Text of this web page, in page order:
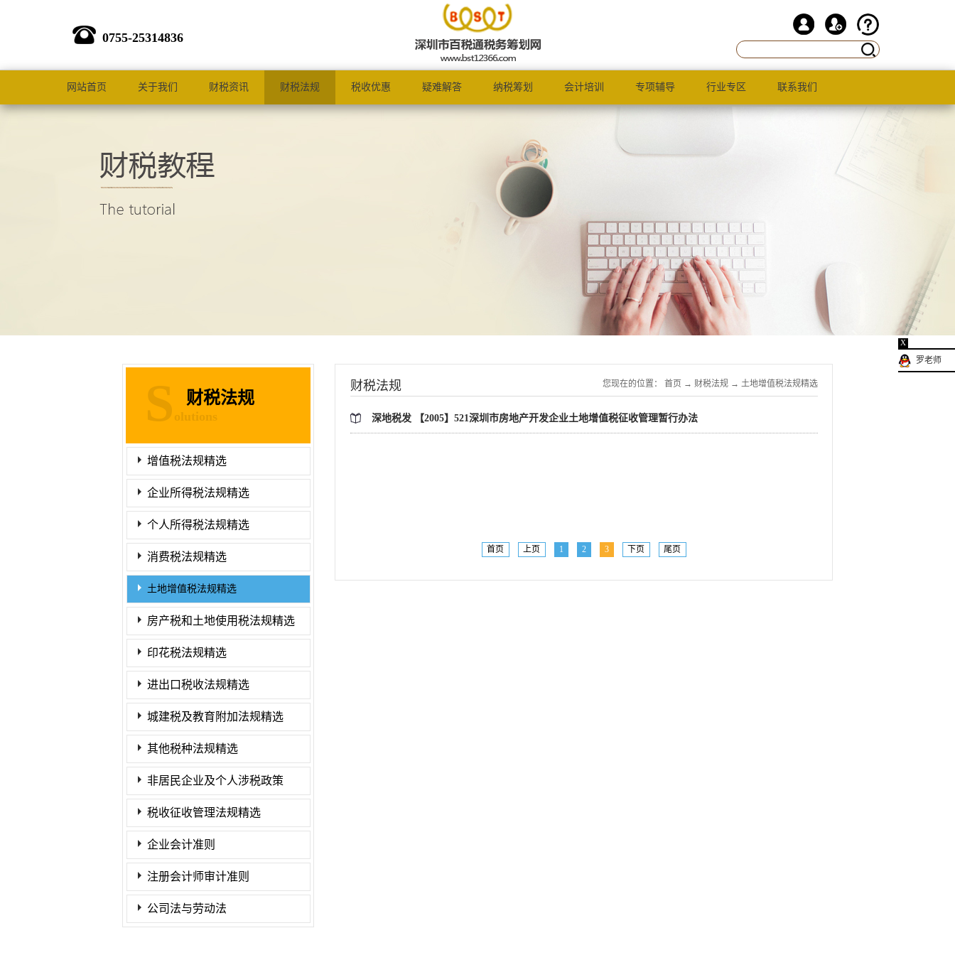
0755-25314836
网站首页 关于我们 财税资讯 财税法规 税收优惠 疑难解答 纳税筹划 会计培训 专项辅导 行业专区 联系我们
财税法规
S olutions
增值税法规精选
企业所得税法规精选
个人所得税法规精选
消费税法规精选
土地增值税法规精选
房产税和土地使用税法规精选
印花税法规精选
进出口税收法规精选
城建税及教育附加法规精选
其他税种法规精选
非居民企业及个人涉税政策
税收征收管理法规精选
企业会计准则
注册会计师审计准则
公司法与劳动法
财税法规 您现在的位置： 首页 → 财税法规 → 土地增值税法规精选
深地税发 【2005】521深圳市房地产开发企业土地增值税征收管理暂行办法
首页 上页 1 2 3 下页 尾页
X
罗老师